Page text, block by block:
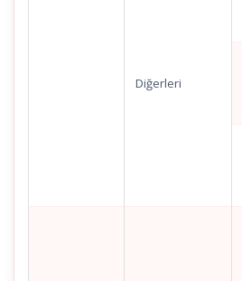
Diğerleri